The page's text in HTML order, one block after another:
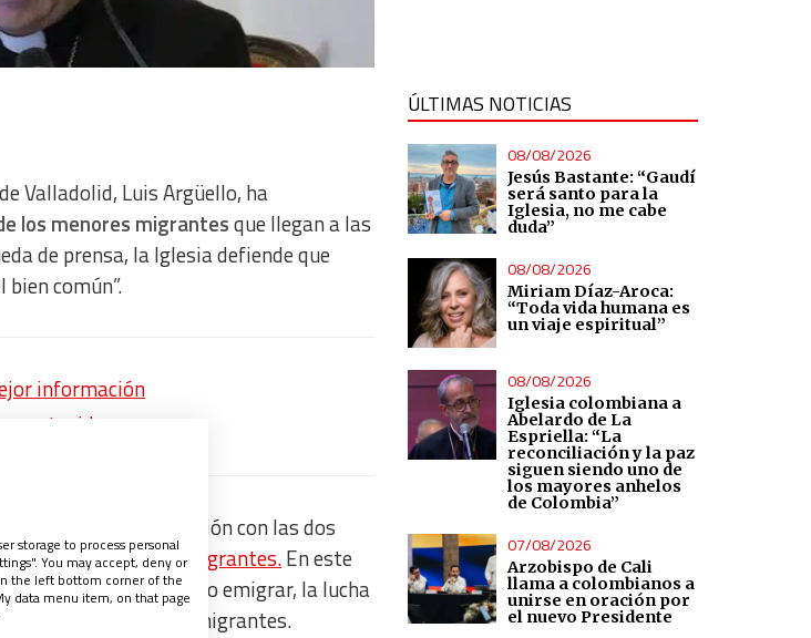
Valladolid, Luis Argüello, ha
los menores migrantesque llegan a las
de prensa, la Iglesia defiende que
común”.
información
de colaboración con las dos
en laatención a los migrantes.En este
el derecho a no emigrar, la lucha
la dignidad de los migrantes.
ÚLTIMAS NOTICIAS
08/08/2026
Jesús Bastante: “Gaudí
será santo para la
Iglesia, no me cabe
duda”
08/08/2026
Miriam Díaz-Aroca:
“Toda vida humana es
un viaje espiritual”
08/08/2026
Iglesia colombiana a
Abelardo de La
Espriella: “La
reconciliación y la paz
siguen siendo uno de
los mayores anhelos
de Colombia”
07/08/2026
Arzobispo de Cali
llama a colombianos a
unirse en oración por
el nuevo Presidente
storage to process personal
You may accept, deny or
the left bottom corner of the
data menu item, on that page